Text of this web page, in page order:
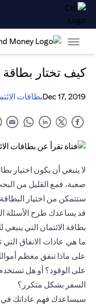
كيف تختار بطاقة
Dec 17, 2019بطاقات
لا ينبغي أن يكون اختيار
صعبة، فمع القليل من
ستتمكن من اختيار
قد يساعدك طرح الأسئلة
بطاقة الائتمان التي
ما هي عادات الانفاق التي
على ماذا تنفق معظم
على الوقود؟ أو هل تستخدم
السفر بشكل متكرر؟
سيساعدك فهم عاداتك في